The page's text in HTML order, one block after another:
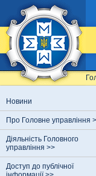
Новини
Про Головне управління
Діяльність Головного
управління >>
Доступ до публічної